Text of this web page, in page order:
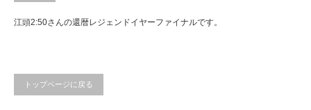
江頭2:50さんの還暦レジェンドイヤーファイナルです。
トップページに戻る